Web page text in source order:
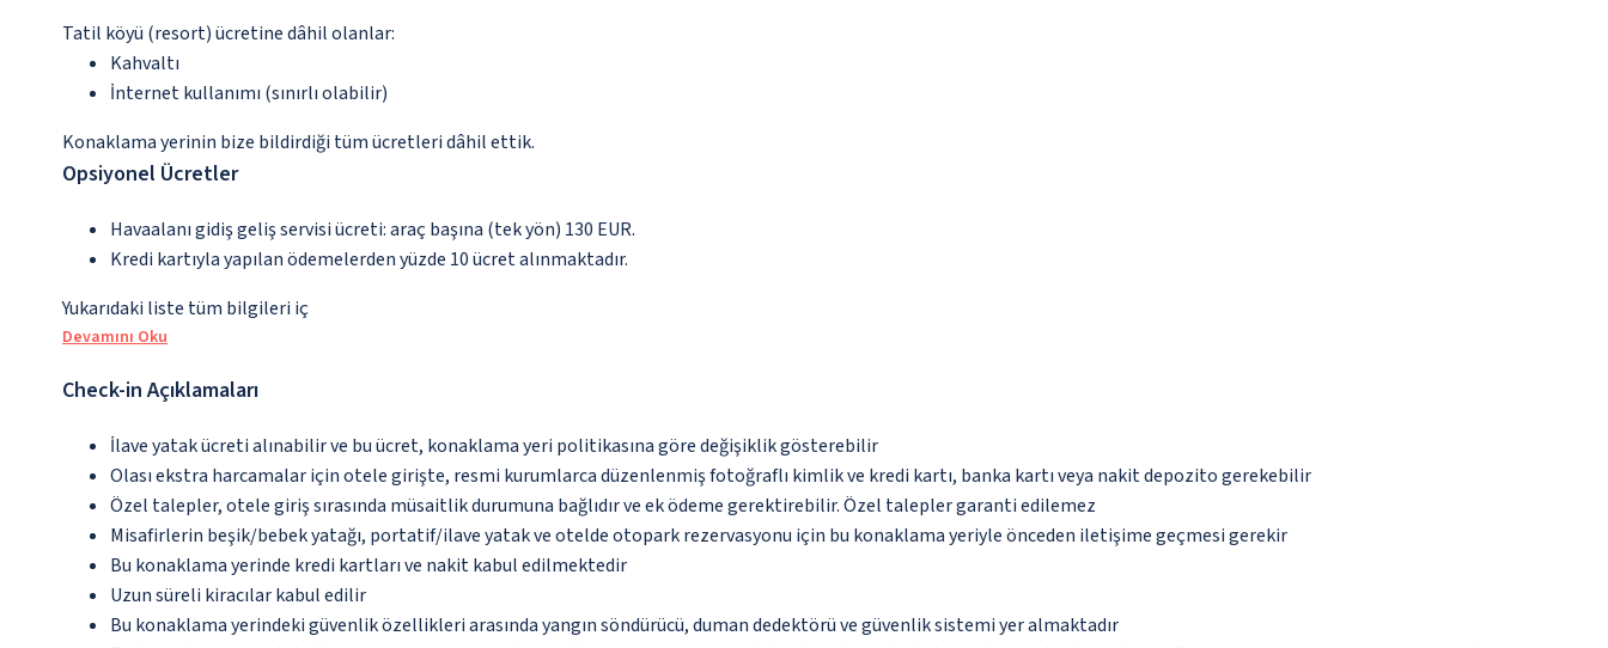
Tatil köyü (resort) ücretine dâhil olanlar:
Kahvaltı
İnternet kullanımı (sınırlı olabilir)
Konaklama yerinin bize bildirdiği tüm ücretleri dâhil ettik.
Opsiyonel Ücretler
Havaalanı gidiş geliş servisi ücreti: araç başına (tek yön) 130 EUR.
Kredi kartıyla yapılan ödemelerden yüzde 10 ücret alınmaktadır.
Yukarıdaki liste tüm bilgileri iç
Devamını Oku
Check-in Açıklamaları
İlave yatak ücreti alınabilir ve bu ücret, konaklama yeri politikasına göre değişiklik gösterebilir
Olası ekstra harcamalar için otele girişte, resmi kurumlarca düzenlenmiş fotoğraflı kimlik ve kredi kartı, banka kartı veya nakit depozito gerekebilir
Özel talepler, otele giriş sırasında müsaitlik durumuna bağlıdır ve ek ödeme gerektirebilir. Özel talepler garanti edilemez
Misafirlerin beşik/bebek yatağı, portatif/ilave yatak ve otelde otopark rezervasyonu için bu konaklama yeriyle önceden iletişime geçmesi gerekir
Bu konaklama yerinde kredi kartları ve nakit kabul edilmektedir
Uzun süreli kiracılar kabul edilir
Bu konaklama yerindeki güvenlik özellikleri arasında yangın söndürücü, duman dedektörü ve güvenlik sistemi yer almaktadır